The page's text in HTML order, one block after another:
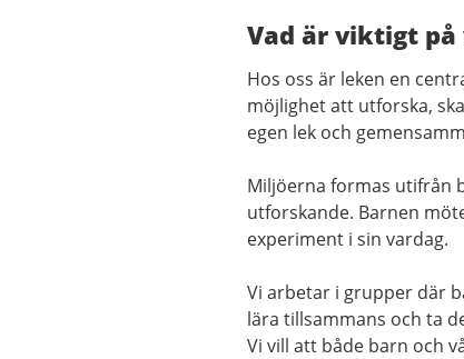
Vad är viktigt
Hos oss är leken en
möjlighet att utforska,
egen lek och
Miljöerna formas utifrån
utforskande. Barnen
experiment i sin vardag.
Vi arbetar i grupper där
lära tillsammans och ta
Vi vill att både barn och